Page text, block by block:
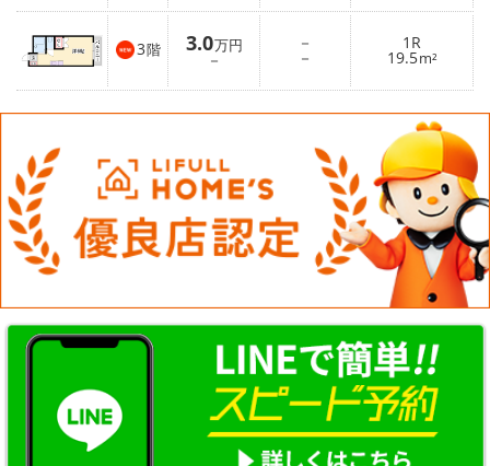
3階 3.0万円
－
－
－
1R
19.5m²